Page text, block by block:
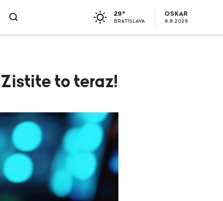
29°
BRATISLAVA
OSKAR
8.8.2026
Zistite to teraz!